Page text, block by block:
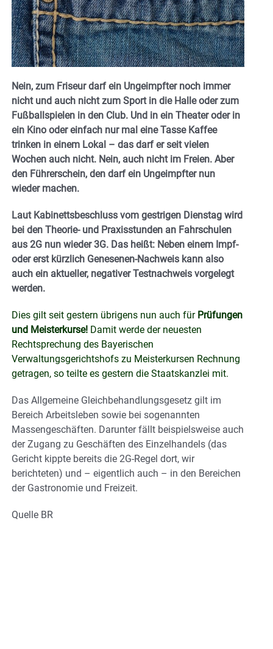
Nein, zum Friseur darf ein Ungeimpfter noch immer
nicht und auch nicht zum Sport in die Halle oder zum
Fußballspielen in den Club. Und in ein Theater oder in
ein Kino oder einfach nur mal eine Tasse Kaffee
trinken in einem Lokal – das darf er seit vielen
Wochen auch nicht. Nein, auch nicht im Freien. Aber
den Führerschein, den darf ein Ungeimpfter nun
wieder machen.
Laut Kabinettsbeschluss vom gestrigen Dienstag wird
bei den Theorie- und Praxisstunden an Fahrschulen
aus 2G nun wieder 3G. Das heißt: Neben einem Impf-
oder erst kürzlich Genesenen-Nachweis kann also
auch ein aktueller, negativer Testnachweis vorgelegt
werden.
Dies gilt seit gestern übrigens nun auch für Prüfungen
und Meisterkurse! Damit werde der neuesten
Rechtsprechung des Bayerischen
Verwaltungsgerichtshofs zu Meisterkursen Rechnung
getragen, so teilte es gestern die Staatskanzlei mit.
Das Allgemeine Gleichbehandlungsgesetz gilt im
Bereich Arbeitsleben sowie bei sogenannten
Massengeschäften. Darunter fällt beispielsweise auch
der Zugang zu Geschäften des Einzelhandels (das
Gericht kippte bereits die 2G-Regel dort, wir
berichteten) und – eigentlich auch – in den Bereichen
der Gastronomie und Freizeit.
Quelle BR